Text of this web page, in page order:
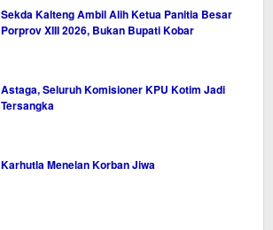
Sekda Kalteng Ambil Alih Ketua Panitia Besar
Porprov XIII 2026, Bukan Bupati Kobar
Astaga, Seluruh Komisioner KPU Kotim Jadi
Tersangka
Karhutla Menelan Korban Jiwa